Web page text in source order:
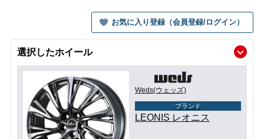
お気に入り登録（会員登録/ログイン）
選択したホイール
Weds(ウェッズ)
ブランド
LEONIS レオニス